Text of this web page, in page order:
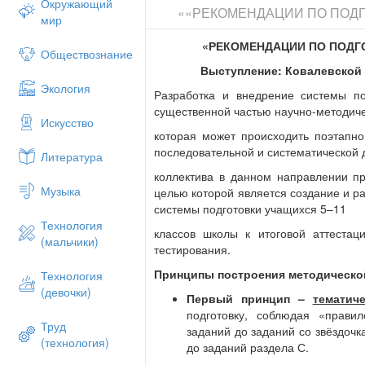
Окружающий
мир
Обществознание
Экология
Искусство
Литература
Музыка
Технология
(мальчики)
Технология
(девочки)
Труд
(технология)
необходимо дать практические
формул, использованию приемов
способы решения, тождественных
Разработать серию
«Как побороть страх»,
«Как снять стрессовое
Провести родительские собрания
«Мой выпускник»:
как настроить своего ребенка на
как готовится к тестированию,
как развивать скорость
Технология тестирования по
Для того, чтобы набрать хорошие
прежде всего, следующие
««РЕКОМЕНДАЦИИ ПО
«РЕКОМЕНДАЦИИ ПО
Выступление:
Разработка и внедрение системы
существенной частью научно-
которая может происходить
последовательной и систематической
коллектива в данном направлении
целью которой является создание и
системы подготовки учащихся 5–11
классов школы к итоговой
тестирования.
Принципы построения
Первый принцип –
подготовку, соблюдая
заданий до заданий со
до заданий раздела С.